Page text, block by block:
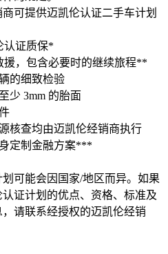
可提供迈凯伦认证二手车计划
认证质保*
援，包含必要时的继续旅程**
的细致检验
少 3mm 的胎面
核查均由迈凯伦经销商执行
定制金融方案***
可能会因国家/地区而异。如果
证计划的优点、资格、标准及
请联系经授权的迈凯伦经销